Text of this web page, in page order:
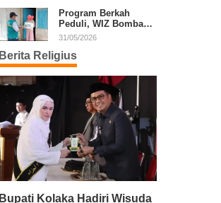
Program Berkah
Peduli, WIZ Bombana
Bantu Lansia dan
31/05/2026
Berita Religius
Bupati Kolaka Hadiri Wisuda